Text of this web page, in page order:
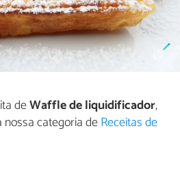
deWaffle de liquidificador,
categoria deReceitas de